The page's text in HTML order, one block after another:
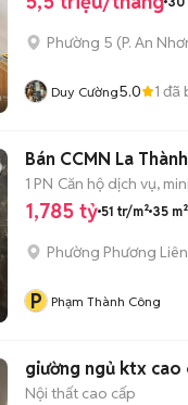
Phường 5 (P. An
Duy Cường5.0 1 đã
Bán CCMN La
1 PN Căn hộ dịch vụ, mini
1,785 tỷ 51 tr/m² 35 m²
Phường Phương Liên
P Phạm Thành Công
Nội thất cao cấp